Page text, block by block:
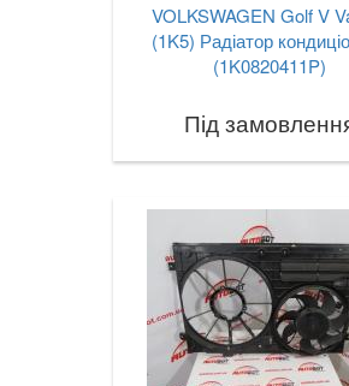
VOLKSWAGEN Golf V
(1K5) Радіатор
(1K0820411P)
Під